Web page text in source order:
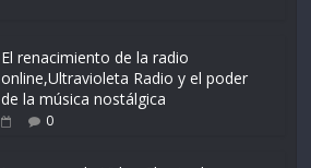
El renacimiento de la radio
online,Ultravioleta Radio y el poder
de la música nostálgica
0